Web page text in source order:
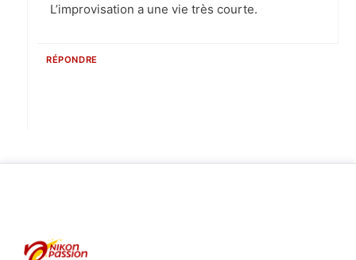
L’improvisation a une vie très courte.
RÉPONDRE